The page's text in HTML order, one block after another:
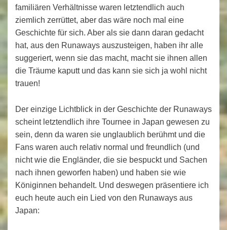
familiären Verhältnisse waren letztendlich auch
ziemlich zerrüttet, aber das wäre noch mal eine
Geschichte für sich. Aber als sie dann daran gedacht
hat, aus den Runaways auszusteigen, haben ihr alle
suggeriert, wenn sie das macht, macht sie ihnen allen
die Träume kaputt und das kann sie sich ja wohl nicht
trauen!
Der einzige Lichtblick in der Geschichte der Runaways
scheint letztendlich ihre Tournee in Japan gewesen zu
sein, denn da waren sie unglaublich berühmt und die
Fans waren auch relativ normal und freundlich (und
nicht wie die Engländer, die sie bespuckt und Sachen
nach ihnen geworfen haben) und haben sie wie
Königinnen behandelt. Und deswegen präsentiere ich
euch heute auch ein Lied von den Runaways aus
Japan: